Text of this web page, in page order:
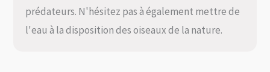
prédateurs. N'hésitez pas à également mettre de
l'eau à la disposition des oiseaux de la nature.